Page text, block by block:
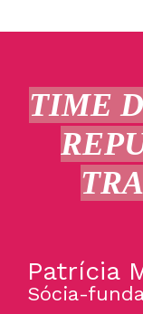
TIME
Patrícia
Sócia-